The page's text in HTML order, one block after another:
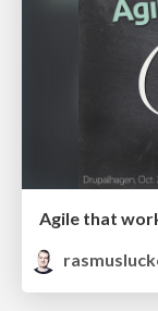
Agile that